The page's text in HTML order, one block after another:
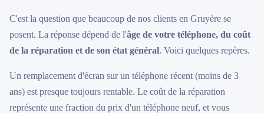
C'est la question que beaucoup de nos clients en Gruyère se
posent. La réponse dépend de l'âge de votre téléphone, du coût
de la réparation et de son état général. Voici quelques repères.
Un remplacement d'écran sur un téléphone récent (moins de 3
ans) est presque toujours rentable. Le coût de la réparation
représente une fraction du prix d'un téléphone neuf, et vous